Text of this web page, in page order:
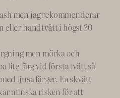
men jag rekommenderar
eller handtvätt i högst 30
men mörka och
lite färg vid första tvätt så
ljusa färger. En skvätt
minska risken för att